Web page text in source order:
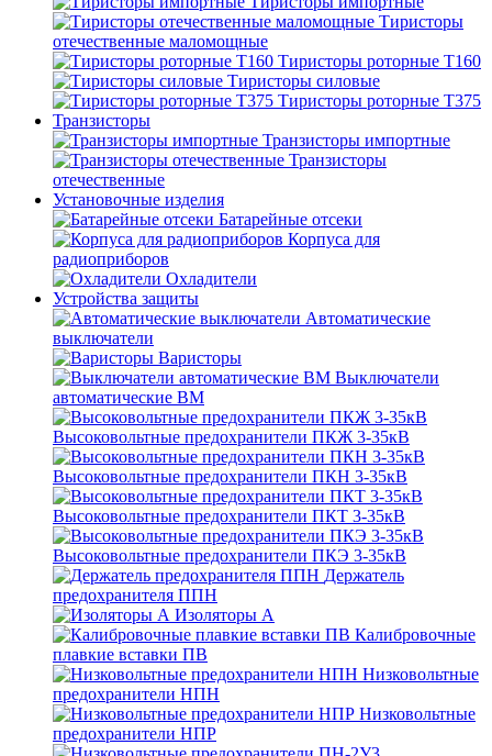
Тиристоры
отечественные маломощные
Тиристоры роторные Т160
Тиристоры силовые
Тиристоры роторные Т375
Транзисторы
Транзисторы импортные
Транзисторы
отечественные
Установочные изделия
Батарейные отсеки
Корпуса для
радиоприборов
Охладители
Устройства защиты
Автоматические
выключатели
Варисторы
Выключатели
автоматические ВМ
Высоковольтные предохранители ПКЖ 3-35кВ
Высоковольтные предохранители ПКН 3-35кВ
Высоковольтные предохранители ПКТ 3-35кВ
Высоковольтные предохранители ПКЭ 3-35кВ
Держатель
предохранителя ППН
Изоляторы А
Калибровочные
плавкие вставки ПВ
Низковольтные
предохранители НПН
Низковольтные
предохранители НПР